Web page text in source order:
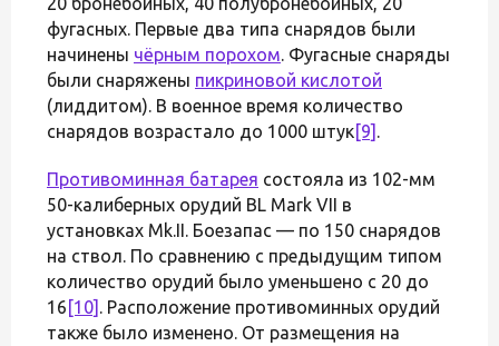
фугасных. Первые два типа снарядов были
начинены чёрным порохом. Фугасные снаряды
были снаряжены пикриновой кислотой
(лиддитом). В военное время количество
снарядов возрастало до 1000 штук[9] .
Противоминная батарея состояла из 102-мм
50-калиберных орудий BL Mark VII в
установках Mk.II. Боезапас — по 150 снарядов
на ствол. По сравнению с предыдущим типом
количество орудий было уменьшено с 20 до
16 [10] . Расположение противоминных орудий
также было изменено. От размещения на